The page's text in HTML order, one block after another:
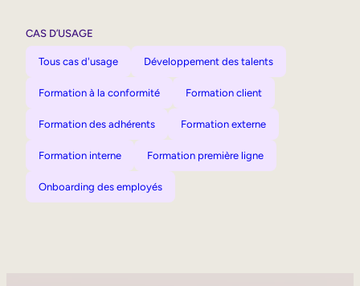
CAS D’USAGE
Tous cas d'usage Développement des talents
Formation à la conformité Formation client
Formation des adhérents Formation externe
Formation interne Formation première ligne
Onboarding des employés